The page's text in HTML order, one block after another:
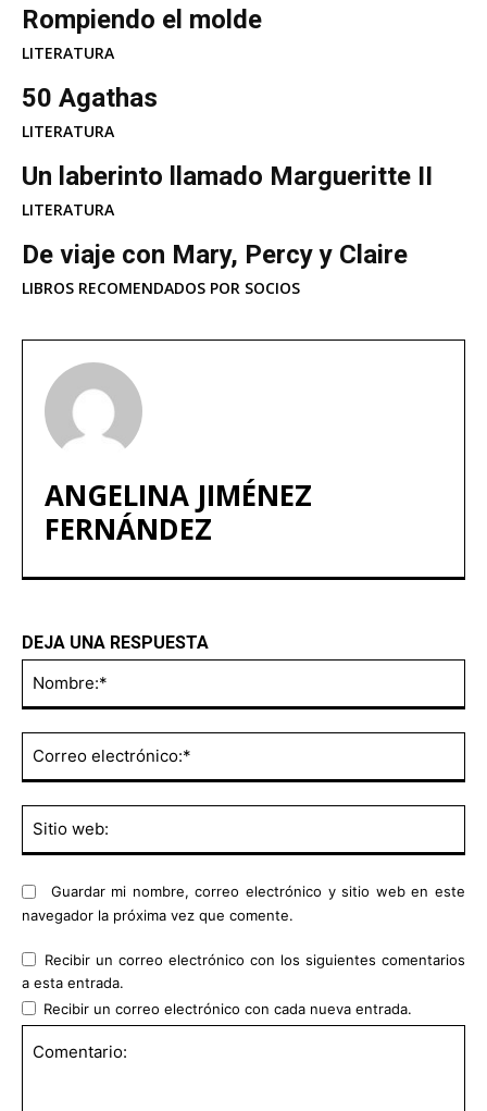
Rompiendo el molde
LITERATURA
50 Agathas
LITERATURA
Un laberinto llamado Margueritte II
LITERATURA
De viaje con Mary, Percy y Claire
LIBROS RECOMENDADOS POR SOCIOS
ANGELINA JIMÉNEZ
FERNÁNDEZ
DEJA UNA RESPUESTA
Guardar mi nombre, correo electrónico y sitio web en este
navegador la próxima vez que comente.
Recibir un correo electrónico con los siguientes comentarios
a esta entrada.
Recibir un correo electrónico con cada nueva entrada.